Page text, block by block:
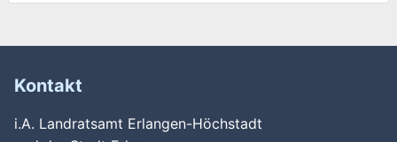
Kontakt
i.A. Landratsamt Erlangen-Höchstadt